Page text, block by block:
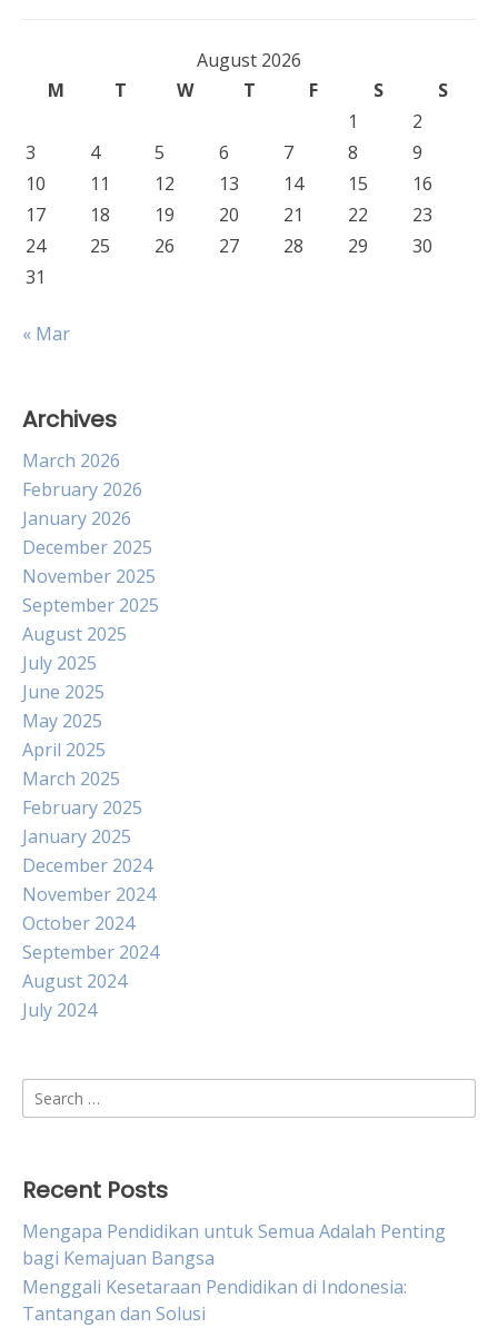
August 2026
M
T W T F S
S
1
2
3
4 5 6 7 8
9
10
11 12 13 14 15
16
17
18 19 20 21 22
23
24
25 26 27 28 29
30
31
« Mar
Archives
March 2026
February 2026
January 2026
December 2025
November 2025
September 2025
August 2025
July 2025
June 2025
May 2025
April 2025
March 2025
February 2025
January 2025
December 2024
November 2024
October 2024
September 2024
August 2024
July 2024
Search
for:
Recent Posts
Mengapa Pendidikan untuk Semua Adalah Penting
bagi Kemajuan Bangsa
Menggali Kesetaraan Pendidikan di Indonesia:
Tantangan dan Solusi